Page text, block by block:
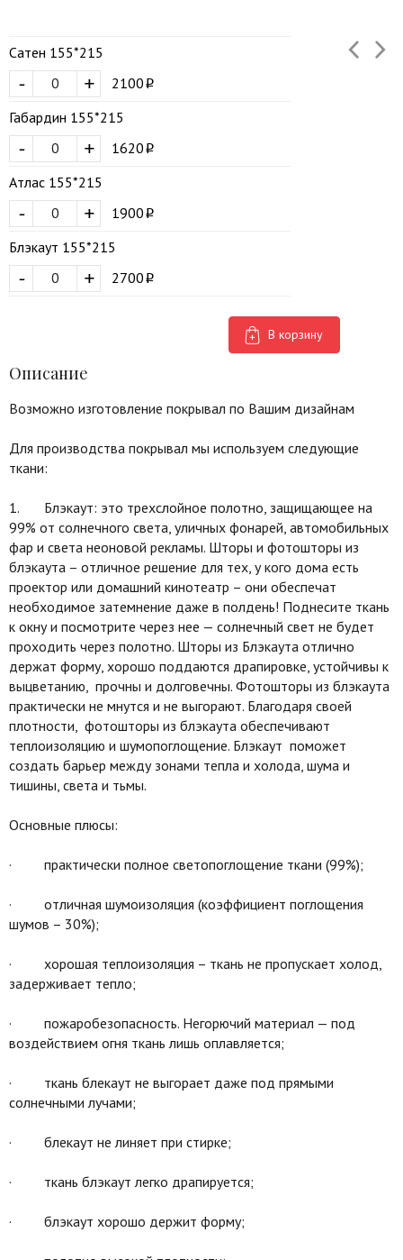
Сатен 155*215
+
-
2100
Габардин 155*215
+
-
1620
Атлас 155*215
+
-
1900
Блэкаут 155*215
+
- 2700
В корзину
Описание
Возможно изготовление покрывал по Вашим дизайнам
Для производства покрывал мы используем следующие
ткани:
1. Блэкаут: это трехслойное полотно, защищающее на
99% от солнечного света, уличных фонарей, автомобильных
фар и света неоновой рекламы. Шторы и фотошторы из
блэкаута – отличное решение для тех, у кого дома есть
проектор или домашний кинотеатр – они обеспечат
необходимое затемнение даже в полдень! Поднесите ткань
к окну и посмотрите через нее — солнечный свет не будет
проходить через полотно. Шторы из Блэкаута отлично
держат форму, хорошо поддаются драпировке, устойчивы к
выцветанию, прочны и долговечны. Фотошторы из блэкаута
практически не мнутся и не выгорают. Благодаря своей
плотности, фотошторы из блэкаута обеспечивают
теплоизоляцию и шумопоглощение. Блэкаут поможет
создать барьер между зонами тепла и холода, шума и
тишины, света и тьмы.
Основные плюсы:
· практически полное светопоглощение ткани (99%);
· отличная шумоизоляция (коэффициент поглощения
шумов – 30%);
· хорошая теплоизоляция – ткань не пропускает холод,
задерживает тепло;
· пожаробезопасность. Негорючий материал — под
воздействием огня ткань лишь оплавляется;
· ткань блекаут не выгорает даже под прямыми
солнечными лучами;
· блекаут не линяет при стирке;
· ткань блэкаут легко драпируется;
· блэкаут хорошо держит форму;